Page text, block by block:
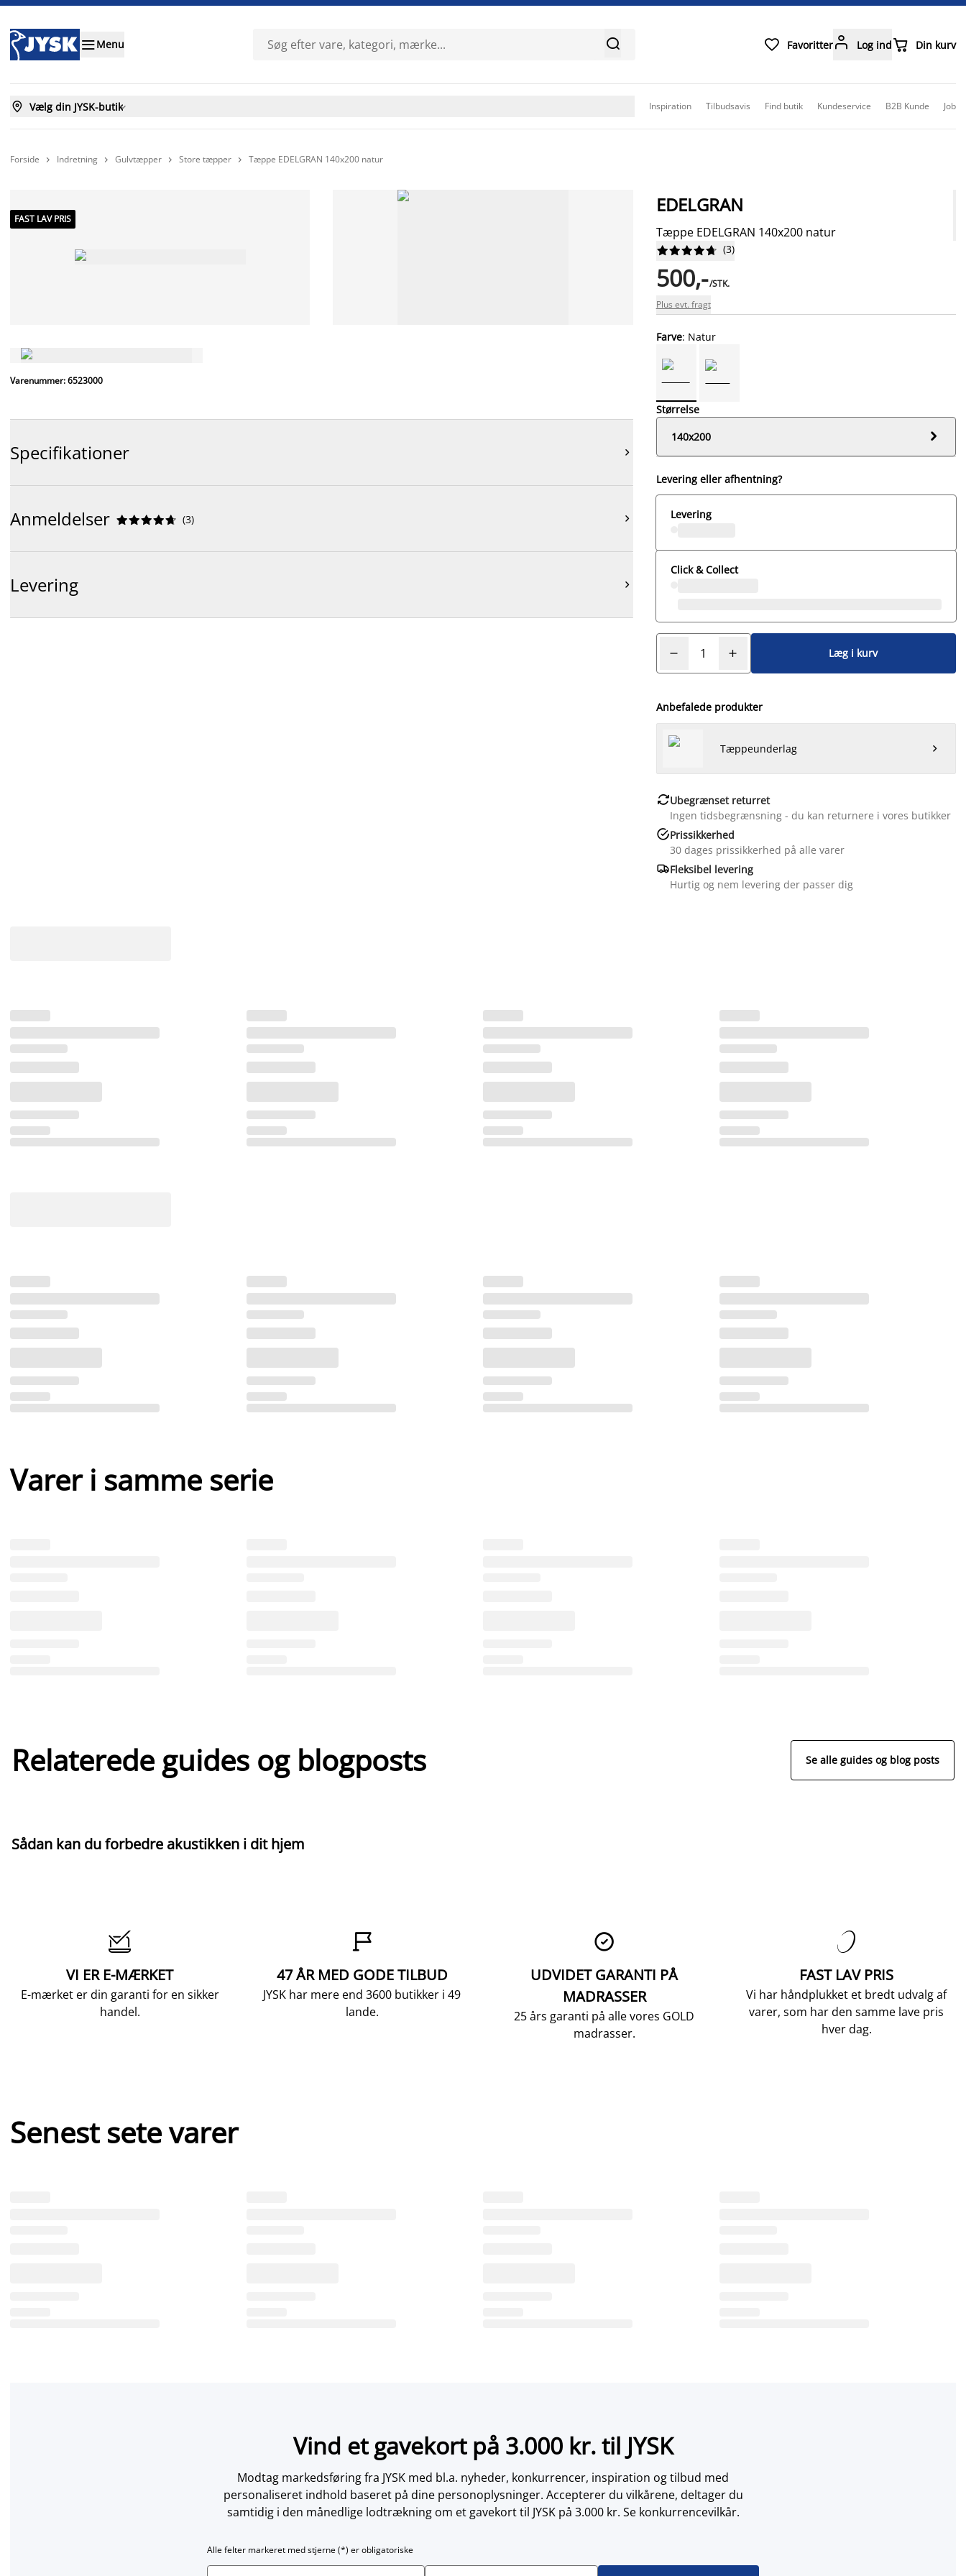
Menu   Favoritter Log ind Din kurv
 Vælg din JYSK-butik Inspiration Tilbudsavis Find butik Kundeservice B2B Kunde Job
Forside  Indretning  Gulvtæpper  Store tæpper  Tæppe EDELGRAN 140x200 natur
FAST LAV PRIS
Varenummer: 6523000
Specifikationer 
Anmeldelser 




 (3) 
Levering 
EDELGRAN
Tæppe EDELGRAN 140x200 natur





 (3)
500,-/STK.
Plus evt. fragt
Farve: Natur
Størrelse
140x200

Levering eller afhentning?
Levering
Click & Collect
Læg i kurv
Anbefalede produkter
Tæppeunderlag 
Ubegrænset returret
Ingen tidsbegrænsning - du kan returnere i vores butikker
Prissikkerhed
30 dages prissikkerhed på alle varer
Fleksibel levering
Hurtig og nem levering der passer dig
Varer i samme serie
Relaterede guides og blogposts Se alle guides og blog posts
Sådan kan du forbedre akustikken i dit hjem

VI ER E-MÆRKET
E-mærket er din garanti for en sikker
handel.

47 ÅR MED GODE TILBUD
JYSK har mere end 3600 butikker i 49
lande.

UDVIDET GARANTI PÅ
MADRASSER
25 års garanti på alle vores GOLD
madrasser.

FAST LAV PRIS
Vi har håndplukket et bredt udvalg af
varer, som har den samme lave pris
hver dag.
Senest sete varer
Vind et gavekort på 3.000 kr. til JYSK
Modtag markedsføring fra JYSK med bl.a. nyheder, konkurrencer, inspiration og tilbud med
personaliseret indhold baseret på dine personoplysninger. Accepterer du vilkårene, deltager du
samtidig i den månedlige lodtrækning om et gavekort til JYSK på 3.000 kr. Se konkurrencevilkår.
Alle felter markeret med stjerne (*) er obligatoriske